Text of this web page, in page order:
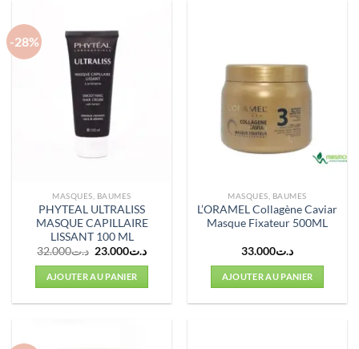
-28%
MASQUES, BAUMES
PHYTEAL ULTRALISS
MASQUE CAPILLAIRE
LISSANT 100 ML
د.ت32.000
Le
initial
était :
د.ت32.000.
د.ت23.000
Le
AJOUTER AU PANIER
MASQUES, BAUMES
L’ORAMEL Collagène Caviar
Masque Fixateur 500ML
د.ت33.000
AJOUTER AU PANIER